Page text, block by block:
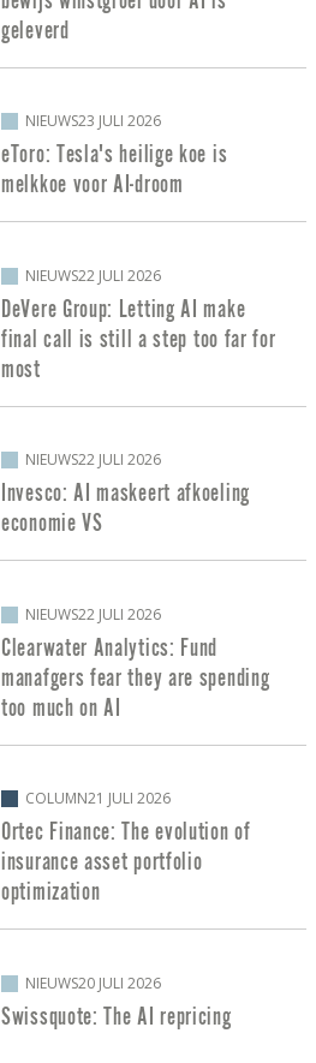
geleverd
NIEUWS23 JULI 2026
eToro: Tesla's heilige koe is
melkkoe voor AI-droom
NIEUWS22 JULI 2026
DeVere Group: Letting AI make
final call is still a step too far for
most
NIEUWS22 JULI 2026
Invesco: AI maskeert afkoeling
economie VS
NIEUWS22 JULI 2026
Clearwater Analytics: Fund
manafgers fear they are spending
too much on AI
COLUMN21 JULI 2026
Ortec Finance: The evolution of
insurance asset portfolio
optimization
NIEUWS20 JULI 2026
Swissquote: The AI repricing